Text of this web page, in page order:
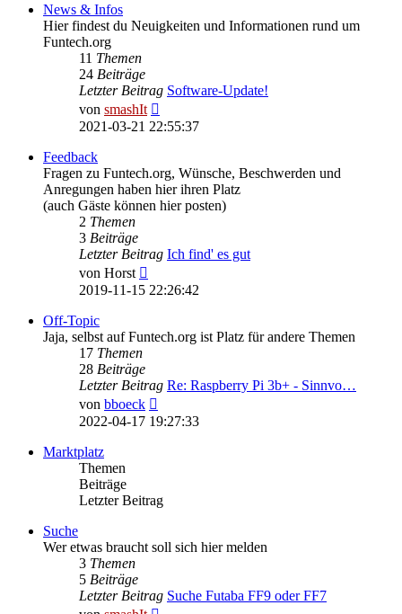
News & Infos
Hier findest du Neuigkeiten und Informationen rund um
Funtech.org
11 Themen
24 Beiträge
Letzter Beitrag Software-Update!
von smashIt
Beitrag
2021-03-21 22:55:37
Feedback
Fragen zu Funtech.org, Wünsche, Beschwerden und
Anregungen haben hier ihren Platz
(auch Gäste können hier posten)
2 Themen
3 Beiträge
Letzter Beitrag Ich find' es gut
von Horst
Beitrag
2019-11-15 22:26:42
Off-Topic
Jaja, selbst auf Funtech.org ist Platz für andere Themen
17 Themen
28 Beiträge
Letzter Beitrag Re: Raspberry Pi 3b+ - Sinnvo…
von bboeck
Beitrag
2022-04-17 19:27:33
Marktplatz
Themen
Beiträge
Letzter Beitrag
Suche
Wer etwas braucht soll sich hier melden
3 Themen
5 Beiträge
Letzter Beitrag Suche Futaba FF9 oder FF7